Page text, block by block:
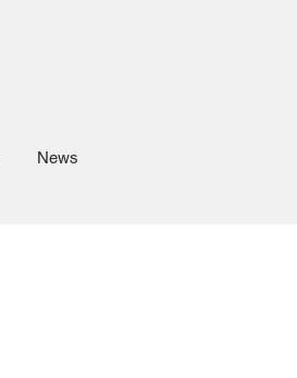
News